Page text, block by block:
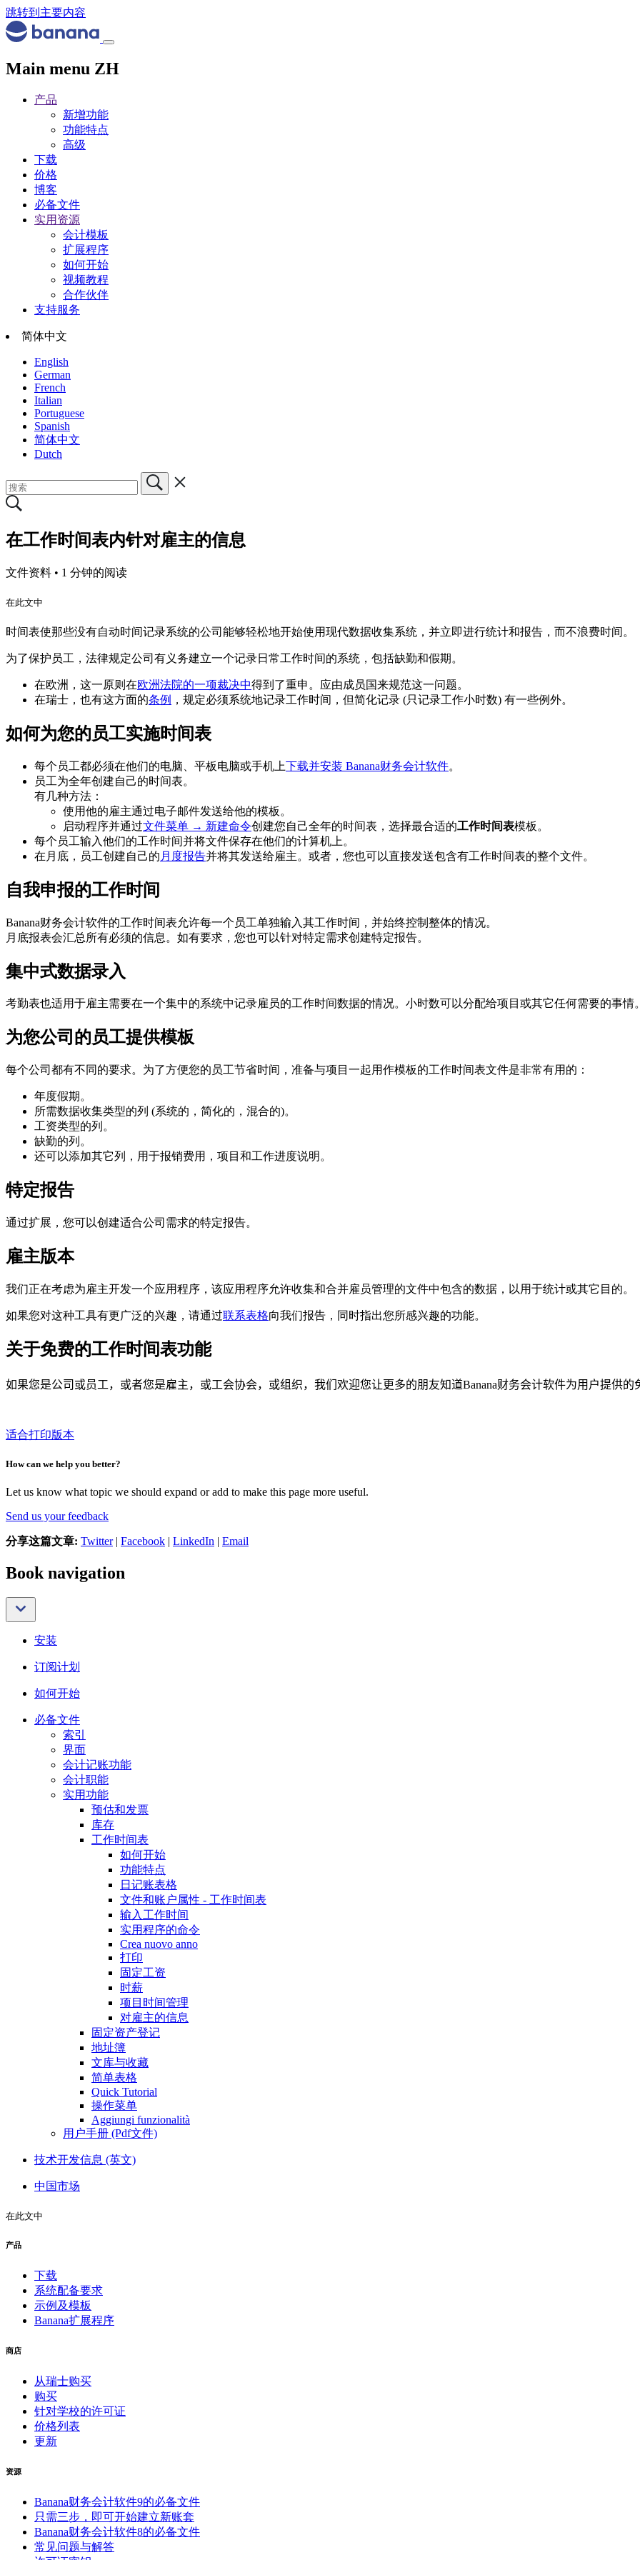
跳转到主要内容
Main menu ZH
产品
新增功能
功能特点
高级
下载
价格
博客
必备文件
实用资源
会计模板
扩展程序
如何开始
视频教程
合作伙伴
支持服务
简体中文
English
German
French
Italian
Portuguese
Spanish
简体中文
Dutch
在工作时间表内针对雇主的信息
文件资料 • 1 分钟的阅读
在此文中
时间表使那些没有自动时间记录系统的公司能够轻松地开始使用现代数据收集系统，并立即进行统计和报告，而不浪费时间。
为了保护员工，法律规定公司有义务建立一个记录日常工作时间的系统，包括缺勤和假期。
在欧洲，这一原则在欧洲法院的一项裁决中得到了重申。应由成员国来规范这一问题。
在瑞士，也有这方面的条例 ，规定必须系统地记录工作时间，但简化记录 (只记录工作小时数) 有一些例外。
如何为您的员工实施时间表
每个员工都必须在他们的电脑、平板电脑或手机上下载并安装 Banana财务会计软件。
员工为全年创建自己的时间表。
有几种方法：
使用他的雇主通过电子邮件发送给他的模板。
启动程序并通过文件菜单 → 新建命令创建您自己全年的时间表，选择最合适的工作时间表模板。
每个员工输入他们的工作时间并将文件保存在他们的计算机上。
在月底，员工创建自己的 月度报告并将其发送给雇主。或者，您也可以直接发送包含有工作时间表的整个文件。
自我申报的工作时间
Banana财务会计软件的工作时间表允许每一个员工单独输入其工作时间，并始终控制整体的情况。
月底报表会汇总所有必须的信息。如有要求，您也可以针对特定需求创建特定报告。
集中式数据录入
考勤表也适用于雇主需要在一个集中的系统中记录雇员的工作时间数据的情况。小时数可以分配给项目或其它任何需要的事情。
为您公司的员工提供模板
每个公司都有不同的要求。为了方便您的员工节省时间，准备与项目一起用作模板的工作时间表文件是非常有用的：
年度假期。
所需数据收集类型的列 (系统的，简化的，混合的)。
工资类型的列。
缺勤的列。
还可以添加其它列，用于报销费用，项目和工作进度说明。
特定报告
通过扩展，您可以创建适合公司需求的特定报告。
雇主版本
我们正在考虑为雇主开发一个应用程序，该应用程序允许收集和合并雇员管理的文件中包含的数据，以用于统计或其它目的。
如果您对这种工具有更广泛的兴趣，请通过联系表格向我们报告，同时指出您所感兴趣的功能。
关于免费的工作时间表功能
如果您是公司或员工，或者您是雇主，或工会协会，或组织，我们欢迎您让更多的朋友知道Banana财务会计软件为用户提供的
适合打印版本
How can we help you better?
Let us know what topic we should expand or add to make this page more useful.
Send us your feedback
分享这篇文章: Twitter| Facebook | LinkedIn | Email
Book navigation
安装
订阅计划
如何开始
必备文件
索引
界面
会计记账功能
会计职能
实用功能
预估和发票
库存
工作时间表
如何开始
功能特点
日记账表格
文件和账户属性 - 工作时间表
输入工作时间
实用程序的命令
Crea nuovo anno
打印
固定工资
时薪
项目时间管理
对雇主的信息
固定资产登记
地址簿
文库与收藏
简单表格
Quick Tutorial
操作菜单
Aggiungi funzionalità
用户手册 (Pdf文件)
技术开发信息 (英文)
中国市场
在此文中
产品
下载
系统配备要求
示例及模板
Banana扩展程序
商店
从瑞士购买
购买
针对学校的许可证
价格列表
更新
资源
Banana财务会计软件9的必备文件
只需三步，即可开始建立新账套
Banana财务会计软件8的必备文件
常见问题与解答